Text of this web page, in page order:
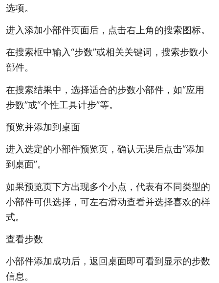
选项。
进入添加小部件页面后，点击右上角的搜索图标。
在搜索框中输入“步数”或相关关键词，搜索步数小
部件。
在搜索结果中，选择适合的步数小部件，如“应用
步数”或“个性工具计步”等。
预览并添加到桌面
进入选定的小部件预览页，确认无误后点击“添加
到桌面”。
如果预览页下方出现多个小点，代表有不同类型的
小部件可供选择，可左右滑动查看并选择喜欢的样
式。
查看步数
小部件添加成功后，返回桌面即可看到显示的步数
信息。